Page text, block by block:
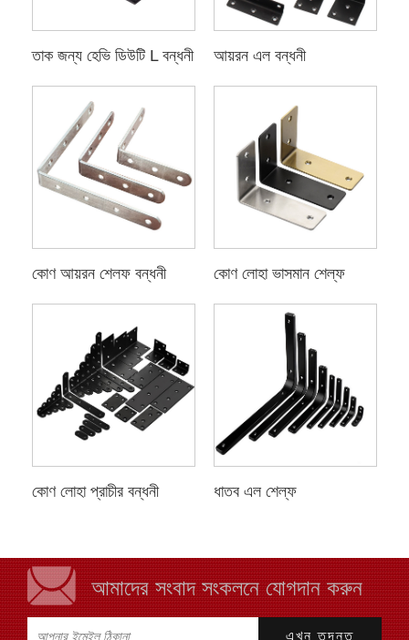
তাক জন্য হেভি ডিউটি ​​L বন্ধনী আয়রন এল বন্ধনী
কোণ আয়রন শেলফ বন্ধনী কোণ লোহা ভাসমান শেল্ফ
কোণ লোহা প্রাচীর বন্ধনী ধাতব এল শেল্ফ
আমাদের সংবাদ সংকলনে যোগদান করুন